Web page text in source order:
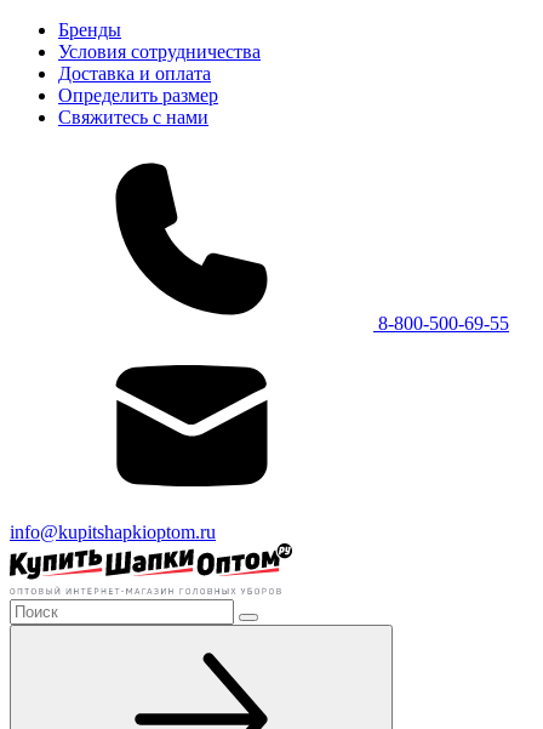
Бренды
Условия сотрудничества
Доставка и оплата
Определить размер
Свяжитесь с нами
8-800-500-69-55
info@kupitshapkioptom.ru